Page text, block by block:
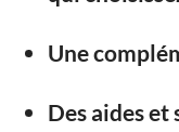
Une
Des aides et